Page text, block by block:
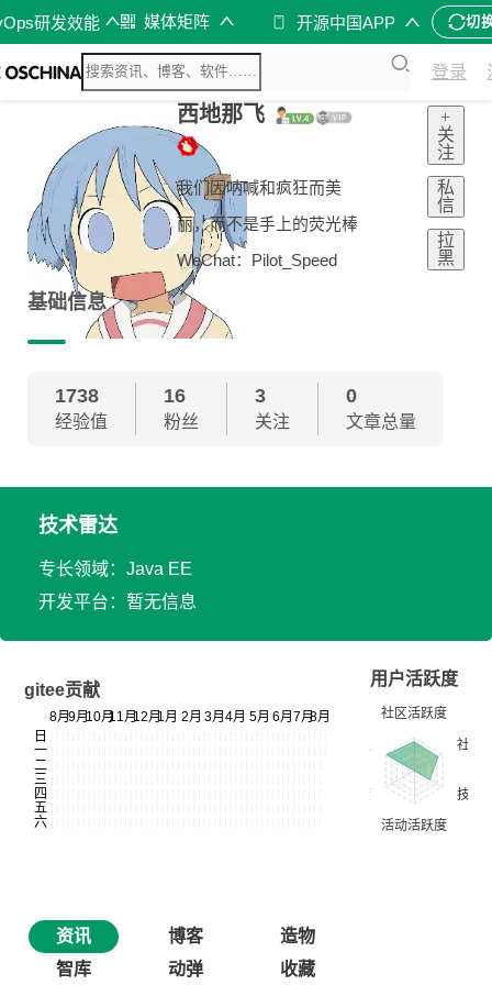
研发效能 媒体矩阵 开源中国APP 切
登录
西地那飞
我们因呐喊和疯狂而美
丽，而不是手上的荧光棒
WeChat：Pilot_Speed
+
关
注
私
信
拉
黑
基础信息
1738
经验值
16
粉丝
3
关注
0
文章总量
技术雷达
专长领域：Java EE
开发平台：暂无信息
gitee贡献
用户活跃度
资讯 博客
造物
智库
动弹 收藏